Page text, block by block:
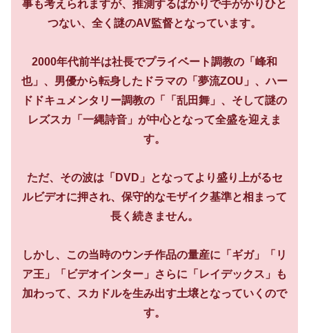
事も考えられますが、推測するばかりで手がかりひと
つない、全く謎のAV監督となっています。
2000年代前半は社長でプライベート調教の「峰和
也」、男優から転身したドラマの「夢流ZOU」、ハー
ドドキュメンタリー調教の「「乱田舞」、そして謎の
レズスカ「一縄詩音」が中心となって全盛を迎えま
す。
ただ、その波は「DVD」となってより盛り上がるセ
ルビデオに押され、保守的なモザイク基準と相まって
長く続きません。
しかし、この当時のウンチ作品の量産に「ギガ」「リ
ア王」「ビデオインター」さらに「レイデックス」も
加わって、スカドルを生み出す土壌となっていくので
す。